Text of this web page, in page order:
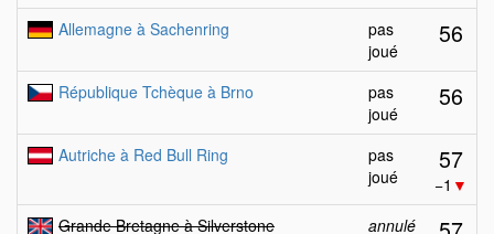
Allemagne à Sachenring
pas
joué
56
République Tchèque à Brno
pas
joué
56
Autriche à Red Bull Ring
pas
joué
57
−1 ▼
Grande Bretagne à Silverstone
annulé